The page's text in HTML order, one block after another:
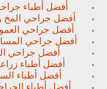
أفضل أطباء
أفضل جراحي المخ
أفضل جراحي
أفضل جراحي
أفضل جراحي
أفضل أطباء
أفضل أطباء
أفضل أطباء